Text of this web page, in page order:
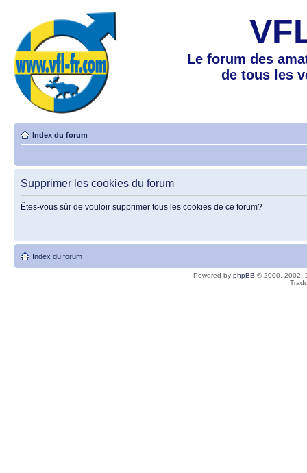
Le forum des
de tous les
Index du forum
Supprimer les cookies du forum
Êtes-vous sûr de vouloir supprimer tous les cookies de ce forum?
Index du forum
Powered by phpBB © 2000, 2002,